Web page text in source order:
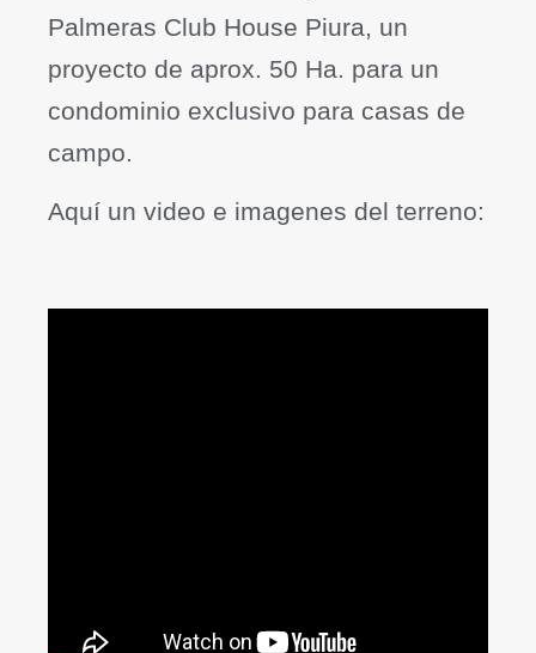
Palmeras Club House Piura, un
proyecto de aprox. 50 Ha. para un
condominio exclusivo para casas de
campo.
Aquí un video e imagenes del terreno: